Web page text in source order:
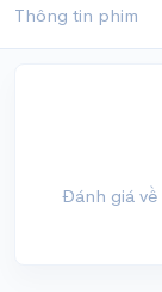
Thông tin phim
Đánh giá về